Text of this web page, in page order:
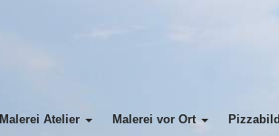
Malerei Atelier Malerei vor Ort